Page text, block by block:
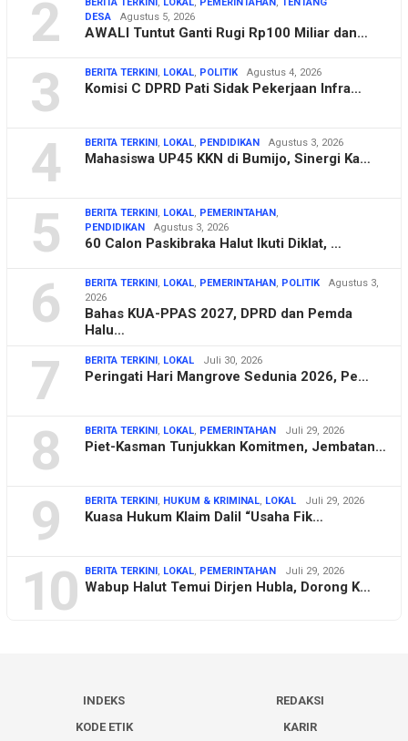
2
DESA
Agustus 5, 2026
AWALI Tuntut Ganti Rugi Rp100 Miliar dan…
3 BERITA TERKINI , LOKAL, POLITIK Agustus 4, 2026
Komisi C DPRD Pati Sidak Pekerjaan Infra…
4 BERITA TERKINI , LOKAL, PENDIDIKAN Agustus 3, 2026
Mahasiswa UP45 KKN di Bumijo, Sinergi Ka…
5 BERITA TERKINI , LOKAL, PEMERINTAHAN ,
PENDIDIKAN
Agustus 3, 2026
60 Calon Paskibraka Halut Ikuti Diklat, …
6 BERITA TERKINI , LOKAL, PEMERINTAHAN , POLITIK
Agustus 3,
2026
Bahas KUA-PPAS 2027, DPRD dan Pemda
Halu…
7 BERITA TERKINI , LOKAL Juli 30, 2026
Peringati Hari Mangrove Sedunia 2026, Pe…
8 BERITA TERKINI , LOKAL, PEMERINTAHAN Juli 29, 2026
Piet-Kasman Tunjukkan Komitmen, Jembatan…
9 BERITA TERKINI , HUKUM & KRIMINAL, LOKAL Juli 29, 2026
Kuasa Hukum Klaim Dalil “Usaha Fik…
10 BERITA TERKINI , LOKAL, PEMERINTAHAN Juli 29, 2026
Wabup Halut Temui Dirjen Hubla, Dorong K…
INDEKS
REDAKSI
KODE ETIK
KARIR